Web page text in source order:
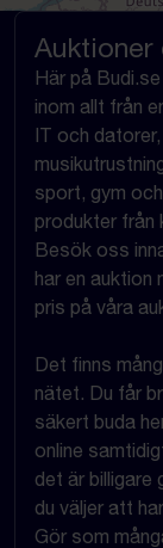
Auktioner
Här på
inom allt från
IT och
sport, gym
produkter från
Besök oss
har en auktion
pris på våra
Det finns
nätet. Du får
säkert buda
online
det är billigare
du väljer att
Gör som